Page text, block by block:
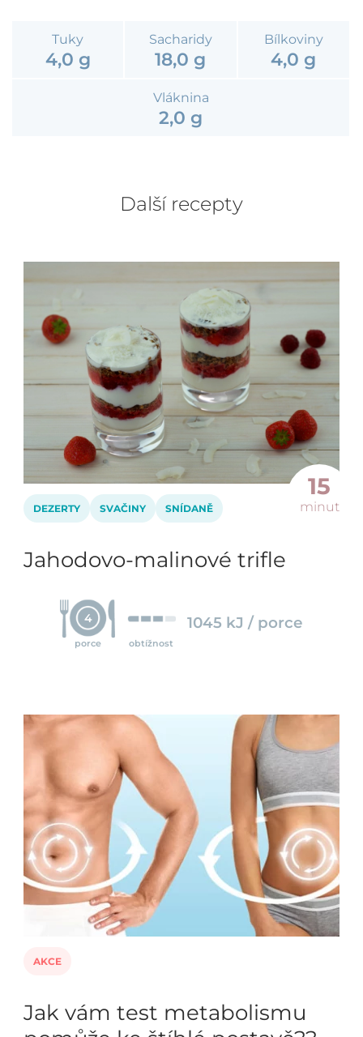
Tuky
4,0 g
Sacharidy
18,0 g
Bílkoviny
4,0 g
Vláknina
2,0 g
Další recepty
15
minut
DEZERTY SVAČINY SNÍDANĚ
Jahodovo-malinové trifle
4
porce obtížnost
1045 kJ / porce
AKCE
Jak vám test metabolismu